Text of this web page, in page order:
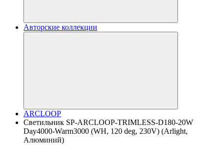
Авторские коллекции
ARCLOOP
Светильник SP-ARCLOOP-TRIMLESS-D180-20W
Day4000-Warm3000 (WH, 120 deg, 230V) (Arlight,
Алюминий)